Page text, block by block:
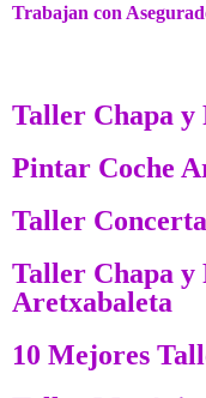
Trabajan con
Taller Chapa
Pintar Coche
Taller
Taller Chapa y
Aretxabaleta
10 Mejores